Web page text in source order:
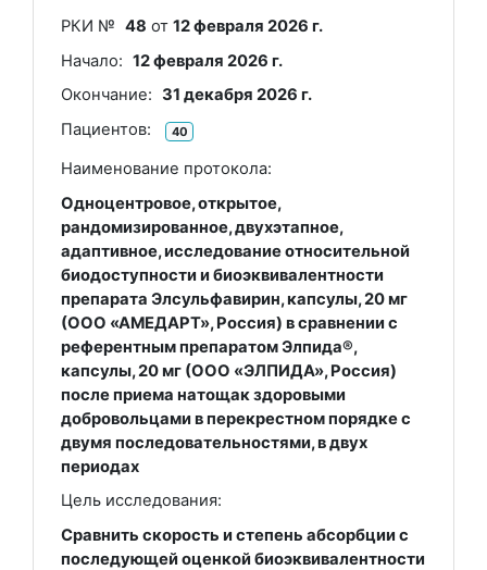
РКИ № 48 от12 февраля 2026 г.
Начало: 12 февраля 2026 г.
Окончание: 31 декабря 2026 г.
Пациентов:
40
Наименование протокола:
Одноцентровое, открытое,
рандомизированное, двухэтапное,
адаптивное, исследование относительной
биодоступности и биоэквивалентности
препарата Элсульфавирин, капсулы, 20 мг
(ООО «АМЕДАРТ», Россия) в сравнении с
референтным препаратом Элпида®,
капсулы, 20 мг (ООО «ЭЛПИДА», Россия)
после приема натощак здоровыми
добровольцами в перекрестном порядке с
двумя последовательностями, в двух
периодах
Цель исследования:
Cравнить скорость и степень абсорбции с
последующей оценкой биоэквивалентности